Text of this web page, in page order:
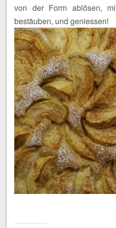
von der Form ablösen,
bestäuben, und geniessen!